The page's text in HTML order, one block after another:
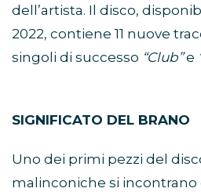
dell’artista. Il disco,
2022, contiene 11 nuove
singoli di successo “Club”e
SIGNIFICATO DEL BRANO
Uno dei primi pezzi del
malinconiche si